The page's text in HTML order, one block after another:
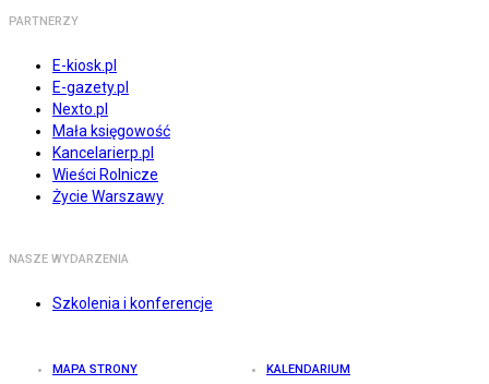
PARTNERZY
E-kiosk.pl
E-gazety.pl
Nexto.pl
Mała księgowość
Kancelarierp.pl
Wieści Rolnicze
Życie Warszawy
NASZE WYDARZENIA
Szkolenia i konferencje
MAPA STRONY KALENDARIUM